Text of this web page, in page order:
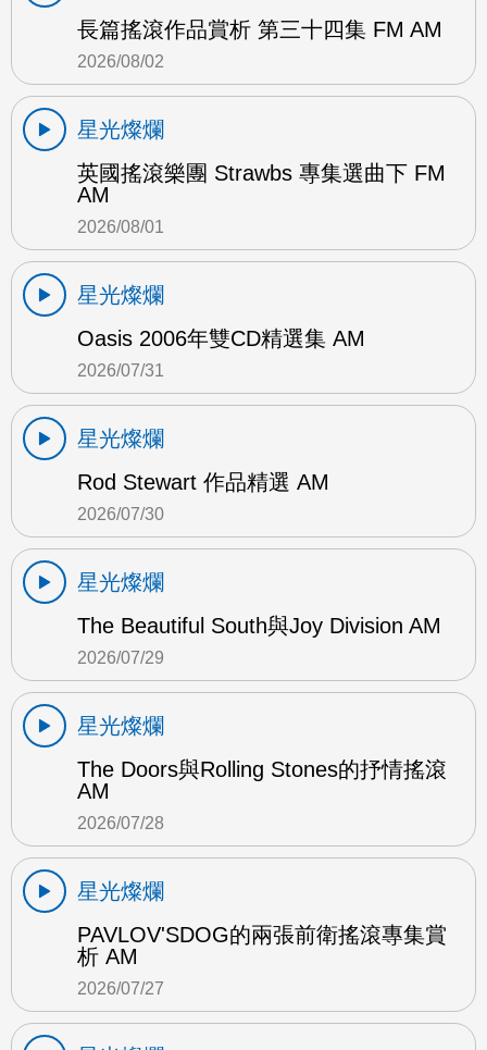
長篇搖滾作品賞析 第三十四集 FM AM
2026/08/02
星光燦爛
英國搖滾樂團 Strawbs 專集選曲下 FM
AM
2026/08/01
星光燦爛
Oasis 2006年雙CD精選集 AM
2026/07/31
星光燦爛
Rod Stewart 作品精選 AM
2026/07/30
星光燦爛
The Beautiful South與Joy Division AM
2026/07/29
星光燦爛
The Doors與Rolling Stones的抒情搖滾
AM
2026/07/28
星光燦爛
PAVLOV'SDOG的兩張前衛搖滾專集賞
析 AM
2026/07/27